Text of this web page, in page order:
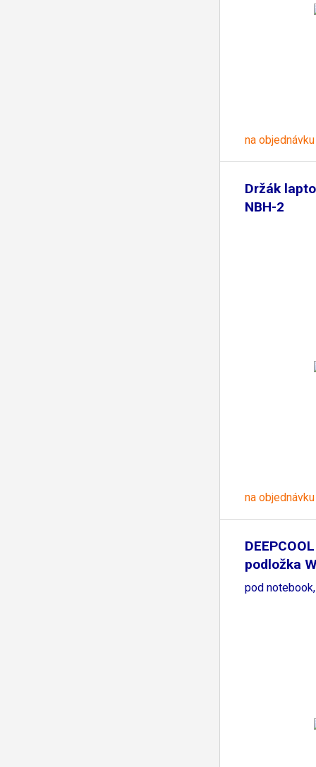
na objednávku
Držák
NBH-2
na objednávku
podložka
pod